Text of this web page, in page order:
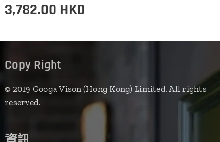
3,782.00 HKD
Copy Right
© 2019 Googa Vison (Hong Kong) Limited. All rights
reserved.